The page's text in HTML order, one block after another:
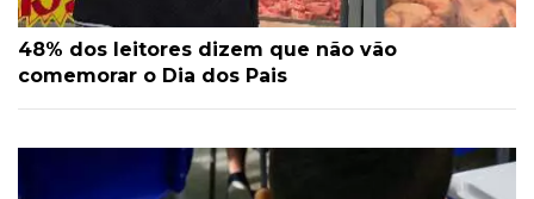
48% dos leitores dizem que não vão
comemorar o Dia dos Pais